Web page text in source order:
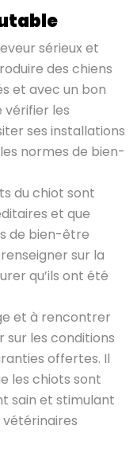
sérieux et
des chiens
et avec un bon
les
ses installations
normes de bien-
du chiot sont
et que
de bien-être
sur la
qu’ils ont été
et à rencontrer
sur les conditions
offertes. Il
les chiots sont
sain et stimulant
vétérinaires